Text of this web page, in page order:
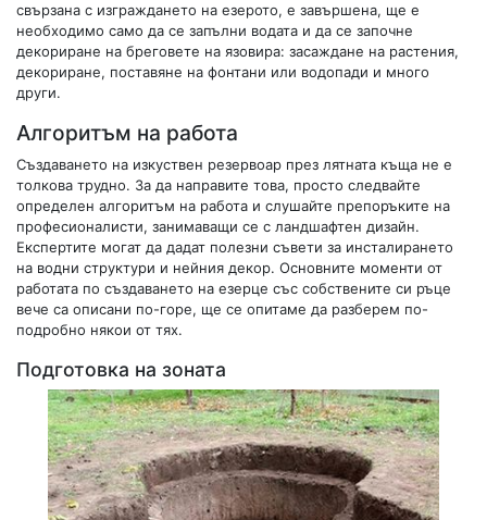
свързана с изграждането на езерото, е завършена, ще е
необходимо само да се запълни водата и да се започне
декориране на бреговете на язовира: засаждане на растения,
декориране, поставяне на фонтани или водопади и много
други.
Алгоритъм на работа
Създаването на изкуствен резервоар през лятната къща не е
толкова трудно. За да направите това, просто следвайте
определен алгоритъм на работа и слушайте препоръките на
професионалисти, занимаващи се с ландшафтен дизайн.
Експертите могат да дадат полезни съвети за инсталирането
на водни структури и нейния декор. Основните моменти от
работата по създаването на езерце със собствените си ръце
вече са описани по-горе, ще се опитаме да разберем по-
подробно някои от тях.
Подготовка на зоната